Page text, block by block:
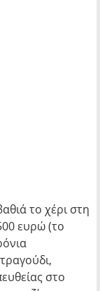
το χέρι στη
ευρώ (το
στο